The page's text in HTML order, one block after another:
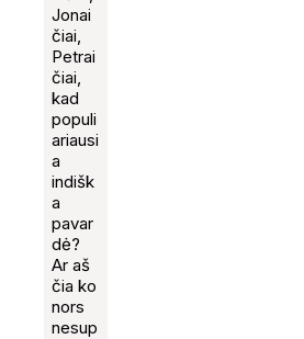
Jonai
čiai,
Petrai
čiai,
kad
populi
ariausi
a
indišk
a
pavar
dė?
Ar aš
čia ko
nors
nesup